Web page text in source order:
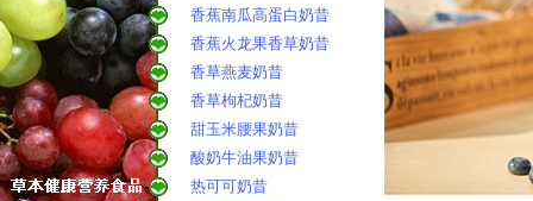
香蕉南瓜高蛋白奶昔
香蕉火龙果香草奶昔
香草燕麦奶昔
香草枸杞奶昔
甜玉米腰果奶昔
酸奶牛油果奶昔
热可可奶昔